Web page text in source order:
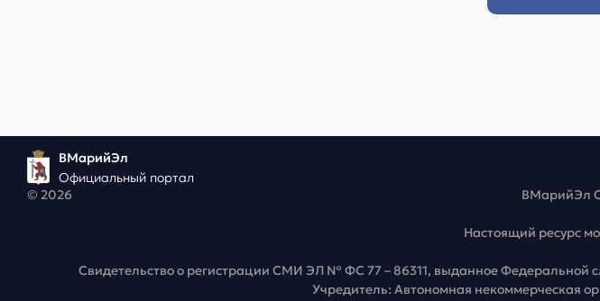
ВМарийЭл
Официальный портал
© 2026
ВМарийЭл
Настоящий ресурс
Свидетельство о регистрации СМИ ЭЛ № ФС 77 – 86311, выданное Федеральной
Учредитель: Автономная некоммерческая